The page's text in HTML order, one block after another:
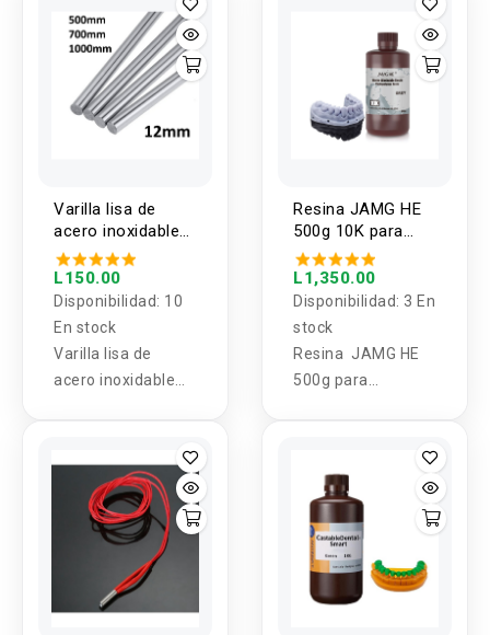
con Alimentación,
Diámetro de
entrada 1.75mm
Varilla lisa de
acero inoxidable
de 12mm de
diametro
500/700/1000mm
de largo
L150.00
Disponibilidad: 10
En stock
Varilla lisa de
acero inoxidable
500/700/1000mm
de largo
Resina JAMG HE
500g 10K para
impresoras 3D
Lavable Gris
L1,350.00
Disponibilidad: 3 En
stock
Resina JAMG HE
500g para